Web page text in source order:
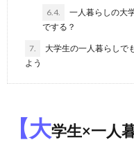
6.4.
一人暮らしの大
でする？
7.
大学生の一人暮らしで
よう
【大学生×一人